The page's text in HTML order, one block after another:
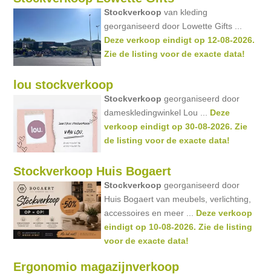
Stockverkoop van kleding
georganiseerd door Lowette Gifts ...
Deze verkoop eindigt op 12-08-2026.
Zie de listing voor de exacte data!
lou stockverkoop
Stockverkoop georganiseerd door
dameskledingwinkel Lou ... Deze
verkoop eindigt op 30-08-2026. Zie
de listing voor de exacte data!
Stockverkoop Huis Bogaert
Stockverkoop georganiseerd door
Huis Bogaert van meubels, verlichting,
accessoires en meer ... Deze verkoop
eindigt op 10-08-2026. Zie de listing
voor de exacte data!
Ergonomio magazijnverkoop